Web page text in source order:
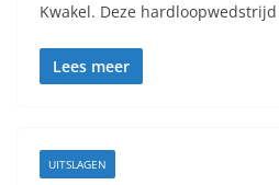
Kwakel. Deze
Lees meer
UITSLAGEN